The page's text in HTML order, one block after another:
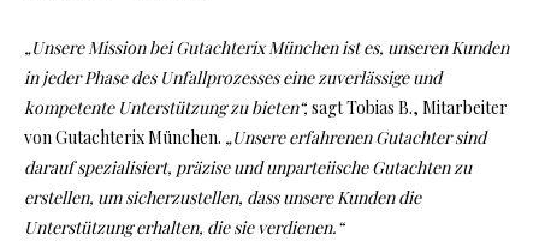
„Unsere Mission bei Gutachterix München ist es, unseren Kunden
in jeder Phase des Unfallprozesses eine zuverlässige und
kompetente Unterstützung zu bieten“, sagt Tobias B., Mitarbeiter
von Gutachterix München. „Unsere erfahrenen Gutachter sind
darauf spezialisiert, präzise und unparteiische Gutachten zu
erstellen, um sicherzustellen, dass unsere Kunden die
Unterstützung erhalten, die sie verdienen.“